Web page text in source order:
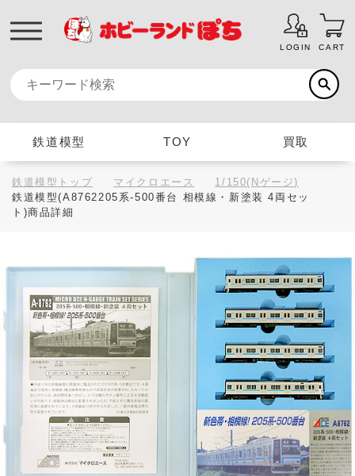
LOGIN CART
鉄道模型 TOY 買取
鉄道模型トップ マイクロエース
1/150(Nゲージ)
鉄道模型(A8762205系-500番台 相模線・新塗装 4両セッ
ト)商品詳細